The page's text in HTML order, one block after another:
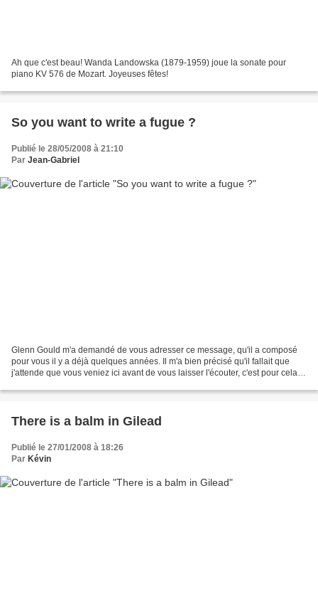
Ah que c'est beau! Wanda Landowska (1879-1959) joue la sonate pour
piano KV 576 de Mozart. Joyeuses fêtes!
So you want to write a fugue ?
Publié le 28/05/2008 à 21:10
Par Jean-Gabriel
Glenn Gould m'a demandé de vous adresser ce message, qu'il a composé
pour vous il y a déjà quelques années. Il m'a bien précisé qu'il fallait que
j'attende que vous veniez ici avant de vous laisser l'écouter, c'est pour cela
There is a balm in Gilead
Publié le 27/01/2008 à 18:26
Par Kévin